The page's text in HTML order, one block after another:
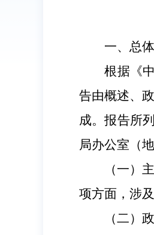
一、总
根据《
告由概述、
成。报告所
局办公室（
（一）
项方面，涉
（二）